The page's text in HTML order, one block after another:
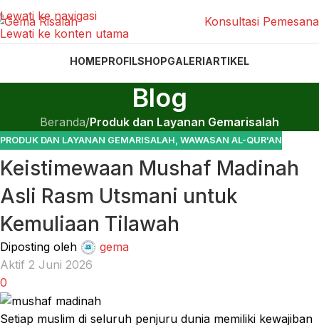
Lewati ke navigasi
Lewati ke konten utama
Konsultasi
HOMEPROFILSHOPGALERIARTIKEL
Blog
Beranda/Produk dan Layanan Gemarisalah
PRODUK DAN LAYANAN GEMARISALAH, WAWASAN AL-QUR'AN
Keistimewaan Mushaf Madinah
Asli Rasm Utsmani untuk
Kemuliaan Tilawah
Diposting oleh
gema
Aktif 2 Juni 2026
0
Setiap muslim di seluruh penjuru dunia memiliki kewajiban